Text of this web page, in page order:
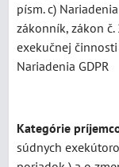
písm. c)
zákonník, zákon
exekučnej činnosti
Nariadenia GDPR
Kategórie
súdnych